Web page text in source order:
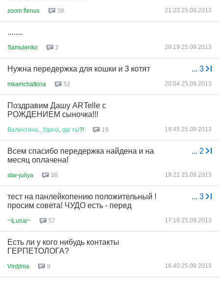
zoom flenus 38 21:23 25.09.2013
........
Samulenko 2 20:19 25.09.2013
... 3
Нужна передержка для кошки и 3 котят
mkamchatkina 52 20:04 25.09.2013
Поздравим Дашу ARTelle с
РОЖДЕНИЕМ сыночка!!!
Валентина Удача где ты?! 19 19:45 25.09.2013
... 2
Всем спасибо передержка найдена и на
месяц оплачена!
star-juliya 38 19:21 25.09.2013
... 3
тест на панлейкопению положительный !
просим совета! ЧУДО есть - перед
~\Luna/~ 57 17:16 25.09.2013
Есть ли у кого нибудь контакты
ГЕРПЕТОЛОГА?
Virdjinia 9 16:40 25.09.2013